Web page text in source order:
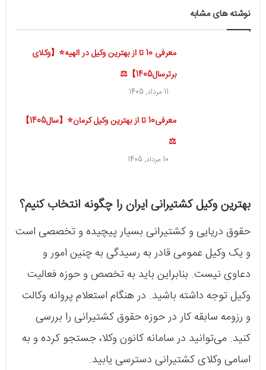
نوشته های مشابه
معرفی 10 تا از بهترین وکیل در الهیه⭐【وکلای
برترسال1405】⚖️
11 مرداد, 1405
معرفی10 تا از بهترین وکیل کرمان⭐【سال1405】
⚖️
10 مرداد, 1405
بهترین وکیل کشتیرانی ایران را چگونه انتخاب کنیم؟
حقوق دریایی و کشتیرانی بسیار پیچیده و تخصصی است
و یک وکیل عمومی قادر به رسیدگی به چنین امور و
دعاوی نیست. بنابراین باید به تخصص و حوزه فعالیت
وکیل توجه داشته باشید. در هنگام استعلام پروانه وکالت
و رزومه سابقه کار در حوزه حقوق کشتیرانی را بررسی
کنید. می‌توانید در سامانه کانون وکلا، جستجو کرده و به
اسامی وکلای کشتیرانی دسترسی یابید.